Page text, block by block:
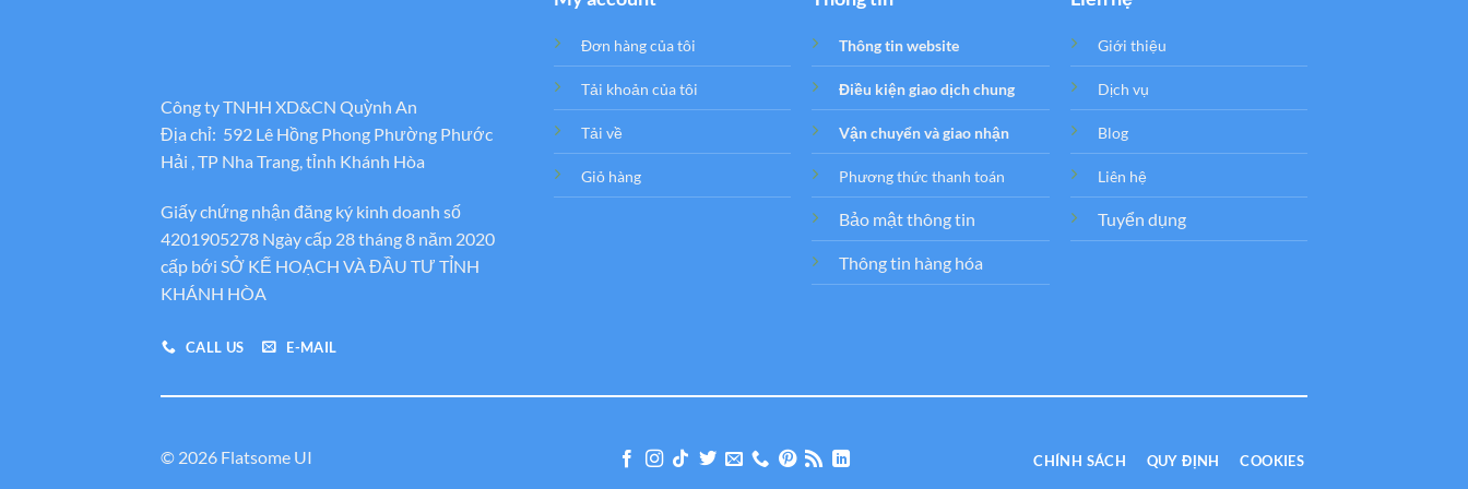
Công ty TNHH XD&CN Quỳnh An
Địa chỉ: 592 Lê Hồng Phong Phường Phước
Hải , TP Nha Trang, tỉnh Khánh Hòa
Giấy chứng nhận đăng ký kinh doanh số
4201905278 Ngày cấp 28 tháng 8 năm 2020
cấp bới SỞ KẾ HOẠCH VÀ ĐẦU TƯ TỈNH
KHÁNH HÒA
CALL US E-MAIL
Đơn hàng của tôi
Tải khoản của tôi
Tải về
Giỏ hàng
Thông tin website
Điều kiện giao dịch chung
Vận chuyển và giao nhận
Phương thức thanh toán
Bảo mật thông tin
Thông tin hàng hóa
Giới thiệu
Dịch vụ
Blog
Liên hệ
Tuyển dụng
© 2026 Flatsome UI CHÍNH SÁCH QUY ĐỊNH COOKIES